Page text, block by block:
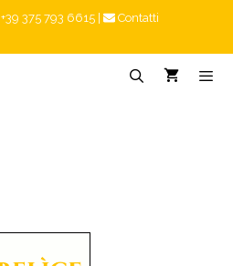
+39 375 793 6615 Contatti